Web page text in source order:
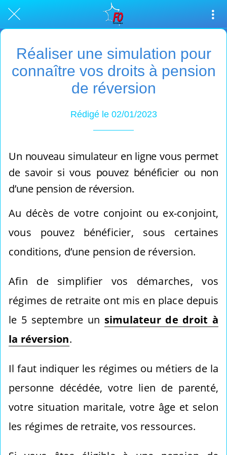
Réaliser une simulation pour
connaître vos droits à pension
de réversion
Rédigé le 02/01/2023
Un nouveau simulateur en ligne vous permet
de savoir si vous pouvez bénéficier ou non
d’une pension de réversion.
Au décès de votre conjoint ou ex-conjoint,
vous pouvez bénéficier, sous certaines
conditions, d’une pension de réversion.
Afin de simplifier vos démarches, vos
régimes de retraite ont mis en place depuis
le 5 septembre un simulateur de droit à
la réversion.
Il faut indiquer les régimes ou métiers de la
personne décédée, votre lien de parenté,
votre situation maritale, votre âge et selon
les régimes de retraite, vos ressources.